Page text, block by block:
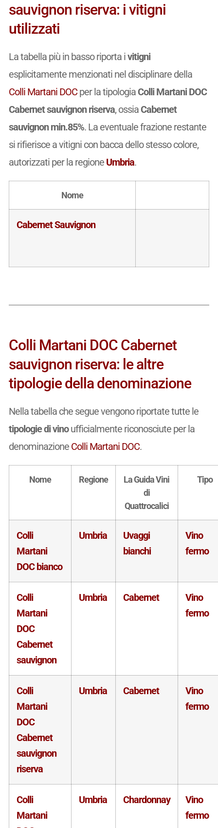
sauvignon riserva: i vitigni
utilizzati
La tabella più in basso riporta ivitigni
esplicitamente menzionati nel disciplinare della
Colli Martani DOCper la tipologia Colli Martani DOC
Cabernet sauvignon riserva, ossia Cabernet
sauvignon min.85%. La eventuale frazione restante
si rifierisce a vitigni con bacca dello stesso colore,
autorizzati per la regione Umbria.
Nome
Cabernet Sauvignon
Colli Martani DOC Cabernet
sauvignon riserva: le altre
tipologie della denominazione
Nella tabella che segue vengono riportate tutte le
tipologie di vinoufficialmente riconosciute per la
denominazione Colli Martani DOC.
Nome Regione
La Guida Vini
di
Quattrocalici
Tipo
Colli
Martani
DOC bianco
Umbria
Uvaggi
bianchi
Vino
fermo
Colli
Martani
DOC
Cabernet
sauvignon
Umbria Cabernet
Vino
fermo
Colli
Martani
DOC
Cabernet
sauvignon
riserva
Umbria Cabernet
Vino
fermo
Colli
Martani
Umbria Chardonnay
Vino
fermo